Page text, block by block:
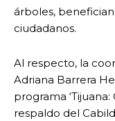
árboles,
ciudadanos.
Al respecto, la
Adriana Barrera
programa
respaldo del